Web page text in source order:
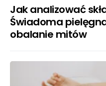
Jak analizować
Świadoma
obalanie mitów